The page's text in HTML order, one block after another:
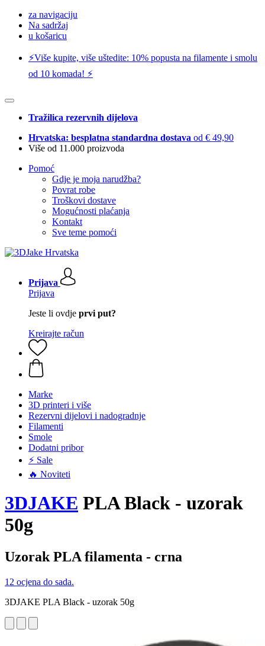
za navigaciju
Na sadržaj
u košaricu
⚡️Više kupite, više uštedite: 10% popusta na filamente i smolu
od 10 komada! ⚡️
Tražilica rezervnih dijelova
Hrvatska: besplatna standardna dostava od € 49,90
Više od 11.000 proizvoda
Pomoć
Gdje je moja narudžba?
Povrat robe
Troškovi dostave
Mogućnosti plaćanja
Kontakt
Sve teme pomoći
Prijava
Prijava
Jeste li ovdje prvi put?
Kreirajte račun
Marke
3D printeri i više
Rezervni dijelovi i nadogradnje
Filamenti
Smole
Dodatni pribor
⚡ Sale
🔥 Noviteti
3DJAKE PLA Black - uzorak
50g
Uzorak PLA filamenta - crna
12 ocjena do sada.
3DJAKE PLA Black - uzorak 50g